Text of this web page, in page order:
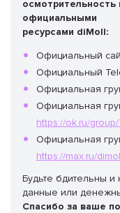
официальными
ресурсами diMoll:
Официальный
Официальный
Официальная
Официальная
https://ok.ru/
Официальная
https://max.ru/
Будьте бдительны
данные или
Спасибо за ваше